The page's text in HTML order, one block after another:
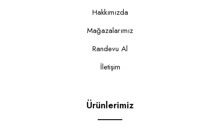
Hakkımızda
Mağazalarımız
Randevu Al
İletişim
Ürünlerimiz